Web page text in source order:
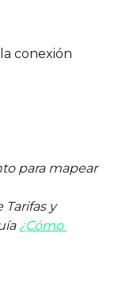
conexión
para mapear
Tarifas y
¿Cómo